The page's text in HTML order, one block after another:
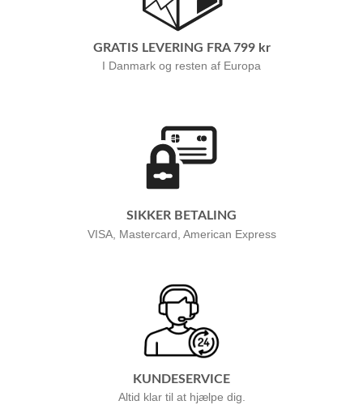
GRATIS LEVERING FRA 799 kr
I Danmark og resten af Europa
SIKKER BETALING
VISA, Mastercard, American Express
KUNDESERVICE
Altid klar til at hjælpe dig.